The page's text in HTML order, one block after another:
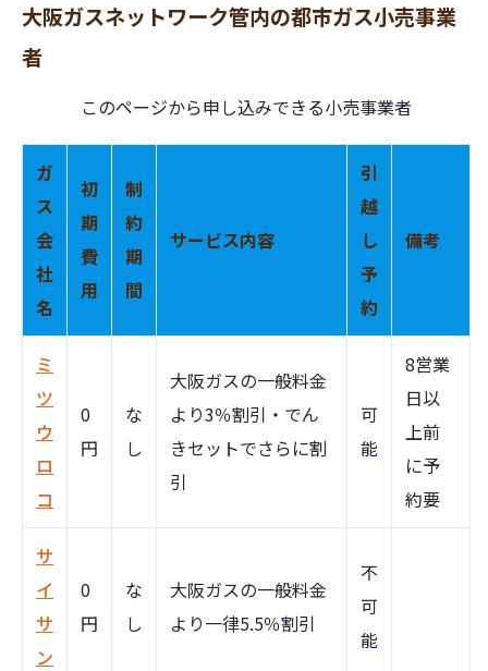
大阪ガスネットワーク管内の都市ガス小売事業
者
このページから申し込みできる小売事業者
ガ
ス
会
社
名
初
期
費
用
制
約
期
間
サービス内容
引
越
し
予
約
備考
ミ
ツ
ウ
ロ
コ
0
円
な
し
大阪ガスの一般料金
より3％割引・でん
きセットでさらに割
引
可
能
8営業
日以
上前
に予
約要
サ
イ
サ
ン
0
円
な
し
大阪ガスの一般料金
より一律5.5％割引
不
可
能